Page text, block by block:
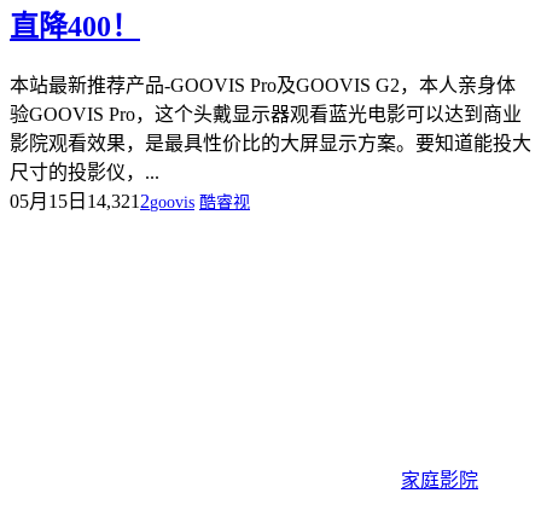
直降400！
本站最新推荐产品-GOOVIS Pro及GOOVIS G2，本人亲身体
验GOOVIS Pro，这个头戴显示器观看蓝光电影可以达到商业
影院观看效果，是最具性价比的大屏显示方案。要知道能投大
尺寸的投影仪，...
05月15日 14,321 2goovis 酷睿视
家庭影院